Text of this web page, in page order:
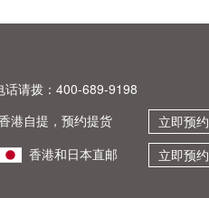
话请拨：400-689-9198
港自提，预约提货
立即预约
香港和日本直邮
立即预约